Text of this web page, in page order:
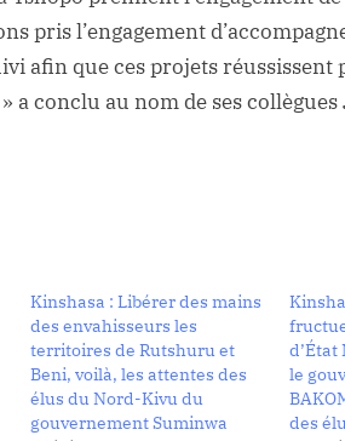
pris l’engagement
afin que ces projets réussissent
a conclu au nom de ses
Kinshasa : Libérer des mains
des envahisseurs les
territoires de Rutshuru et
Beni, voilà, les attentes des
élus du Nord-Kivu du
gouvernement Suminwa
d’État
le
des